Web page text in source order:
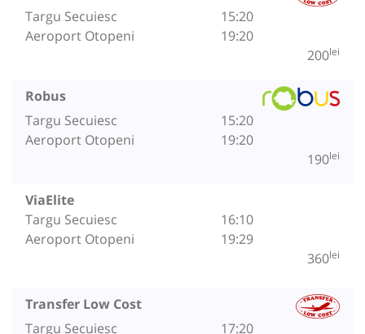
Targu Secuiesc
Aeroport Otopeni
15:20
19:20
200lei
Robus
Targu Secuiesc
Aeroport Otopeni
15:20
19:20
190lei
ViaElite
Targu Secuiesc
Aeroport Otopeni
16:10
19:29
360lei
Transfer Low Cost
Targu Secuiesc
17:20